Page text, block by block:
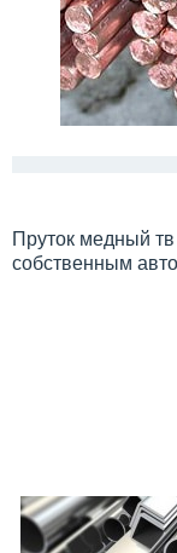
Пруток медный
собственным